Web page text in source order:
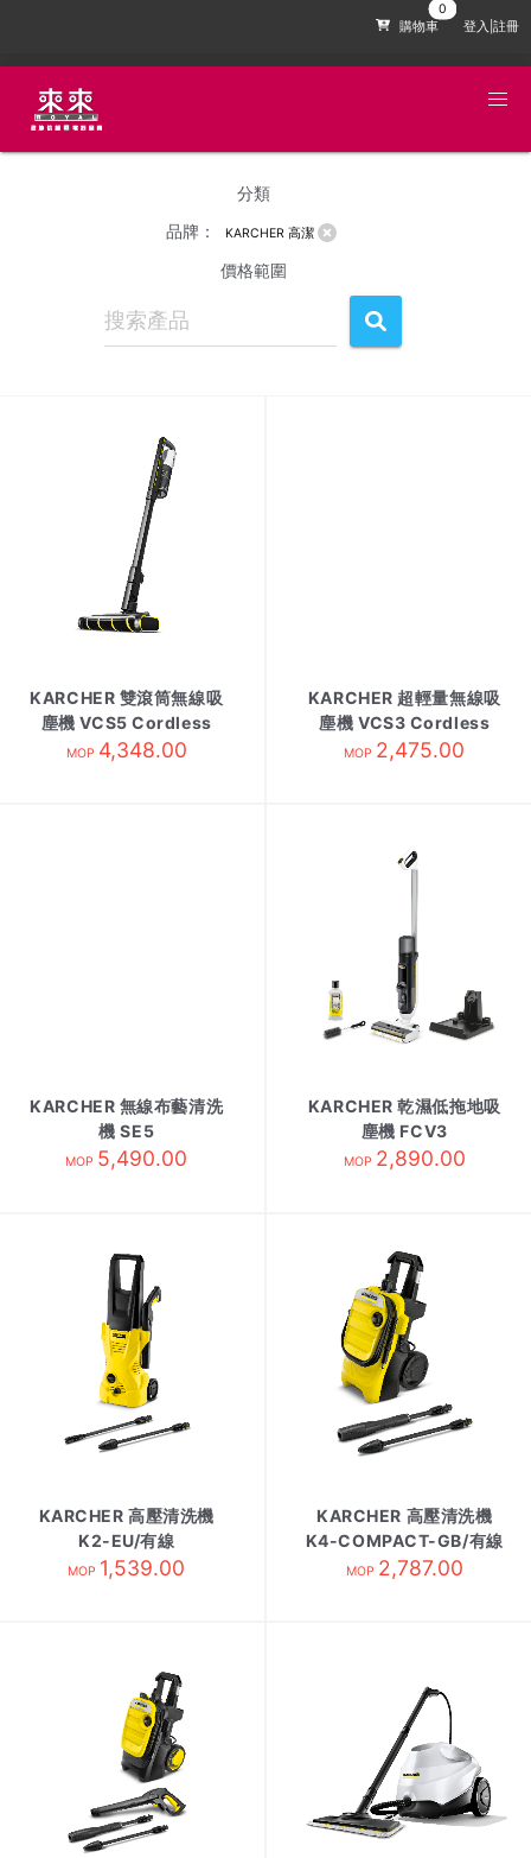
購物車 登入|註冊
分類
品牌：
KARCHER 高潔
價格範圍
KARCHER 雙滾筒無線吸
塵機 VCS5 Cordless
MOP 4,348.00
KARCHER 超輕量無線吸
塵機 VCS3 Cordless
MOP 2,475.00
KARCHER 無線布藝清洗
機 SE5
MOP 5,490.00
KARCHER 乾濕低拖地吸
塵機 FCV3
MOP 2,890.00
KARCHER 高壓清洗機
K2-EU/有線
MOP 1,539.00
KARCHER 高壓清洗機
K4-COMPACT-GB/有線
MOP 2,787.00